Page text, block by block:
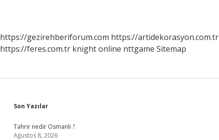
https://gezirehberiforum.com https://artidekorasyon.com.tr
https://feres.com.tr knight online nttgame Sitemap
Sidebar
Son Yazılar
Tahrir nedir Osmanlı ?
Ağustos 8, 2026